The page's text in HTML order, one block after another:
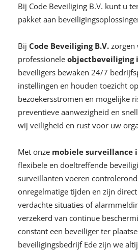
Bij Code Beveiliging B.V. kunt u
pakket aan
Bij Code Beveiliging B.V. zorgen
professionele objectbeveiliging
beveiligers bewaken 24/7
instellingen en houden toezicht
bezoekersstromen en mogelijke
preventieve aanwezigheid en
wij veiligheid en rust voor uw
Met onze mobiele surveillance
flexibele en doeltreffende
surveillanten voeren
onregelmatige tijden en zijn
verdachte situaties of
verzekerd van continue
constant een beveiliger ter
beveiligingsbedrijf Ede zijn we